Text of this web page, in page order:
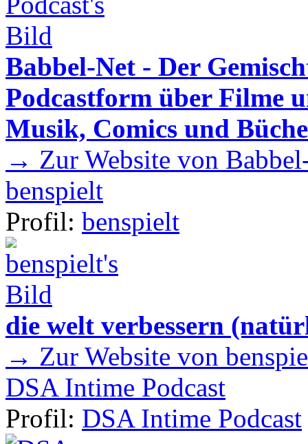
Babbel-Net - Der
Podcastform über Filme
Musik, Comics und
→ Zur Website von
benspielt
Profil: benspielt
die welt verbessern
→ Zur Website von
DSA Intime Podcast
Profil: DSA Intime Podcast